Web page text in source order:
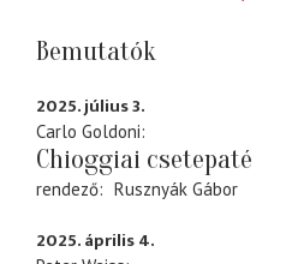
Bemutatók
2025. július 3.
Carlo Goldoni
Chioggiai csetepaté
rendező Rusznyák Gábor
2025. április 4.